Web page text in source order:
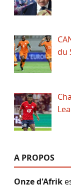
du
A PROPOS
Onze d'Afrik